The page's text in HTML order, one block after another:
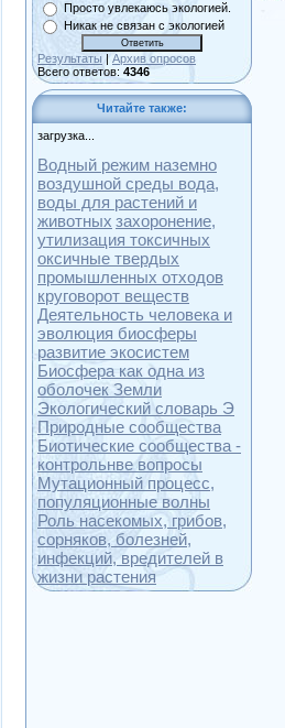
Просто увлекаюсь экологией.
Никак не связан с экологией
Результаты | Архив опросов
Всего ответов: 4346
Читайте также:
загрузка...
Водный режим наземно
воздушной среды вода,
воды для растений и
животных захоронение,
утилизация токсичных
оксичные твердых
промышленных отходов
круговорот веществ
Деятельность человека и
эволюция биосферы
развитие экосистем
Биосфера как одна из
оболочек Земли
Экологический словарь Э
Природные сообщества
Биотические сообщества -
контрольнве вопросы
Мутационный процесс,
популяционные волны
Роль насекомых, грибов,
сорняков, болезней,
инфекций, вредителей в
жизни растения